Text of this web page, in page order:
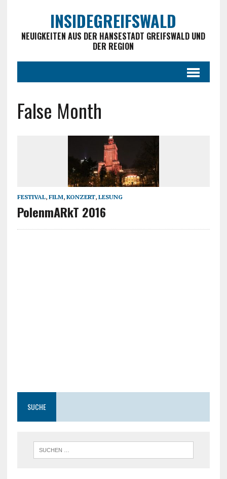
INSIDEGREIFSWALD
NEUIGKEITEN AUS DER HANSESTADT GREIFSWALD UND
DER REGION
False Month
FESTIVAL, FILM, KONZERT, LESUNG
PolenmARkT 2016
SUCHE